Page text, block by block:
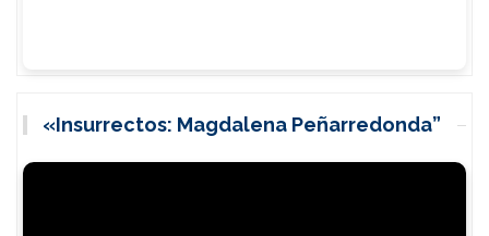
«Insurrectos: Magdalena Peñarredonda”